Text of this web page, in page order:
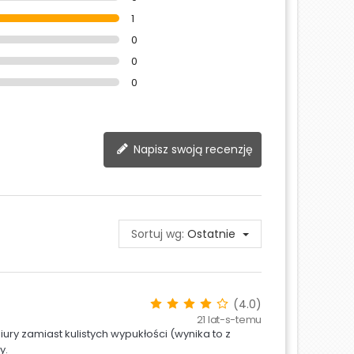
1
0
0
0
Napisz swoją recenzję
Sortuj wg: Ostatnie
(4.0)
21 lat-s-temu
zamiast kulistych wypukłości (wynika to z